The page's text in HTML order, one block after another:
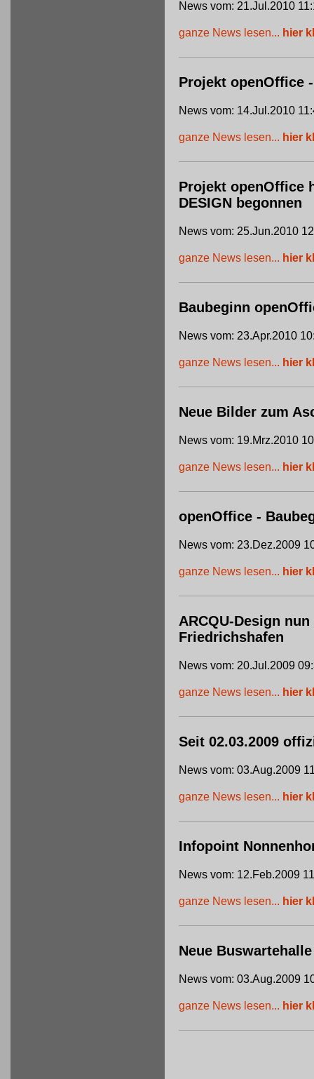
News vom: 21.Jul.2010
ganze News lesen... hier
Projekt openOffice
News vom: 14.Jul.2010
ganze News lesen... hier
Projekt openOffice
DESIGN begonnen
News vom: 25.Jun.2010
ganze News lesen... hier
Baubeginn
News vom: 23.Apr.2010
ganze News lesen... hier
Neue Bilder zum
News vom: 19.Mrz.2010
ganze News lesen... hier
openOffice -
News vom: 23.Dez.2009
ganze News lesen... hier
ARCQU-Design
Friedrichshafen
News vom: 20.Jul.2009
ganze News lesen... hier
Seit 02.03.2009
News vom: 03.Aug.2009
ganze News lesen... hier
Infopoint
News vom: 12.Feb.2009
ganze News lesen... hier
Neue
News vom: 03.Aug.2009
ganze News lesen... hier